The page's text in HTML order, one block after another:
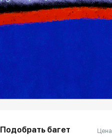
Подобрать багет Цена